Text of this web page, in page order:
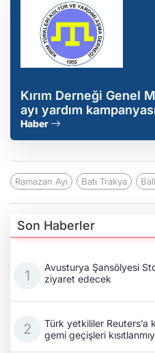
Kırım Derneği Genel
ayı yardım
Haber
Ramazan Ayı Batı Trakya
Son Haberler
Avusturya Şansölyesi
ziyaret edecek
Türk yetkililer Reuters’a
gemi geçişleri